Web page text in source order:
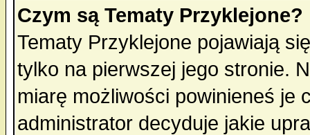
Czym są Tematy Przyklejone?
Tematy Przyklejone pojawiają
tylko na pierwszej jego stronie.
miarę możliwości powinieneś je
administrator decyduje jakie